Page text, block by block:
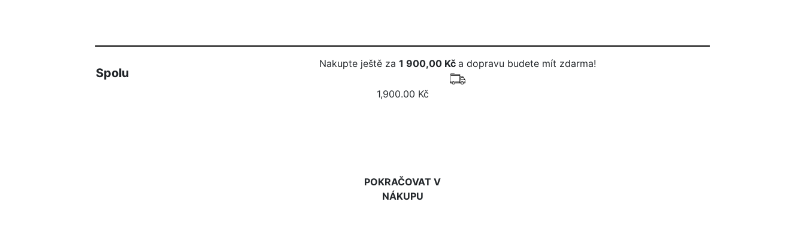
Spolu
Nakupte ještě za 1 900,00 Kč a dopravu budete mít zdarma!
1,900.00 Kč
POKRAČOVAT V
NÁKUPU